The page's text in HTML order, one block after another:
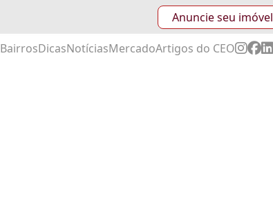
Anuncie seu imóvel
BairrosDicasNotíciasMercadoArtigos do CEO